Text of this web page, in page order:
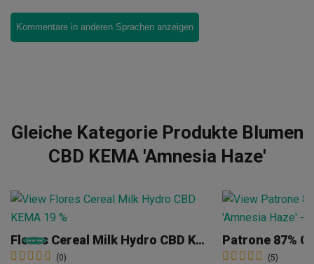
Kommentare in anderen Sprachen anzeigen
Gleiche Kategorie Produkte Blumen
CBD KEMA 'Amnesia Haze'
Flores Cereal Milk Hydro CBD KEMA
(0) (5)